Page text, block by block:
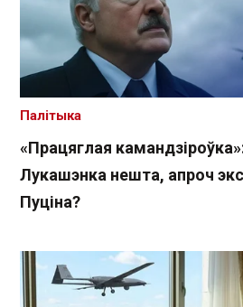
«Працяглая
Лукашэнка нешта, апроч
Пуціна?
Палітыка